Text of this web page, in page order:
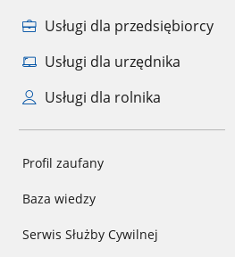
Usługi dla przedsiębiorcy
Usługi dla urzędnika
Usługi dla rolnika
Profil zaufany
Baza wiedzy
Serwis Służby Cywilnej